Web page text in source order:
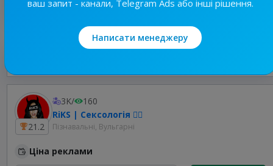
21.2
3K/
160
RiKS | Сексологія ❤️‍🔥
Пізнавальні, Вульгарні
Ціна реклами
ваш запит - канали, Telegram Ads або інші рішення.
Написати менеджеру